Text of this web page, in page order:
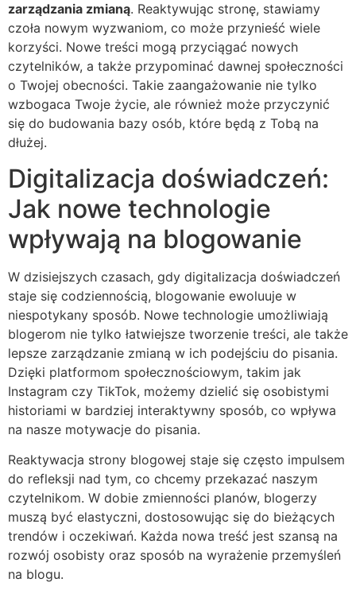
zarządzania zmianą. Reaktywując stronę, stawiamy
czoła nowym wyzwaniom, co może przynieść wiele
korzyści. Nowe treści mogą przyciągać nowych
czytelników, a także przypominać dawnej społeczności
o Twojej obecności. Takie zaangażowanie nie tylko
wzbogaca Twoje życie, ale również może przyczynić
się do budowania bazy osób, które będą z Tobą na
dłużej.
Digitalizacja doświadczeń:
Jak nowe technologie
wpływają na blogowanie
W dzisiejszych czasach, gdy digitalizacja doświadczeń
staje się codziennością, blogowanie ewoluuje w
niespotykany sposób. Nowe technologie umożliwiają
blogerom nie tylko łatwiejsze tworzenie treści, ale także
lepsze zarządzanie zmianą w ich podejściu do pisania.
Dzięki platformom społecznościowym, takim jak
Instagram czy TikTok, możemy dzielić się osobistymi
historiami w bardziej interaktywny sposób, co wpływa
na nasze motywacje do pisania.
Reaktywacja strony blogowej staje się często impulsem
do refleksji nad tym, co chcemy przekazać naszym
czytelnikom. W dobie zmienności planów, blogerzy
muszą być elastyczni, dostosowując się do bieżących
trendów i oczekiwań. Każda nowa treść jest szansą na
rozwój osobisty oraz sposób na wyrażenie przemyśleń
na blogu.